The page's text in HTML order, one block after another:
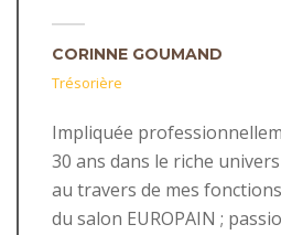
CORINNE GOUMAND
Trésorière
Impliquée
30 ans dans le riche
au travers de mes fonctions
du salon EUROPAIN ;